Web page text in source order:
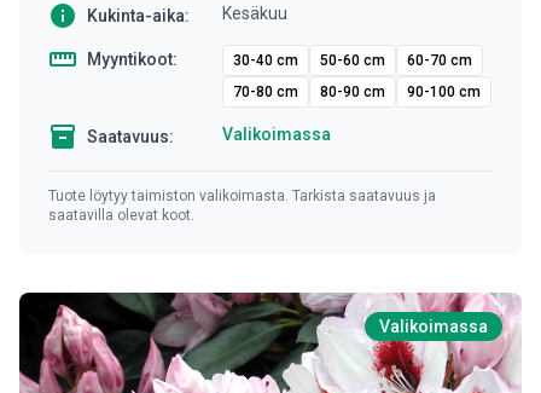
info Kukinta-aika: Kesäkuu
straighten Myyntikoot: 30-40 cm 50-60 cm
60-70 cm
70-80 cm
80-90 cm 90-100 cm
inventory Saatavuus: Valikoimassa
Tuote löytyy taimiston valikoimasta. Tarkista saatavuus ja
saatavilla olevat koot.
Valikoimassa